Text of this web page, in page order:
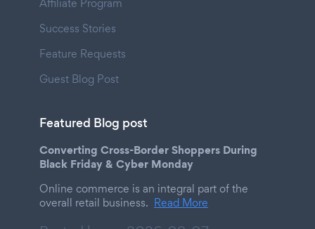
Success Stories
Feature Requests
Guest Blog Post
Featured Blog post
Converting Cross-Border Shoppers During
Black Friday & Cyber Monday
Online commerce is an integral part of the
overall retail business. Read More